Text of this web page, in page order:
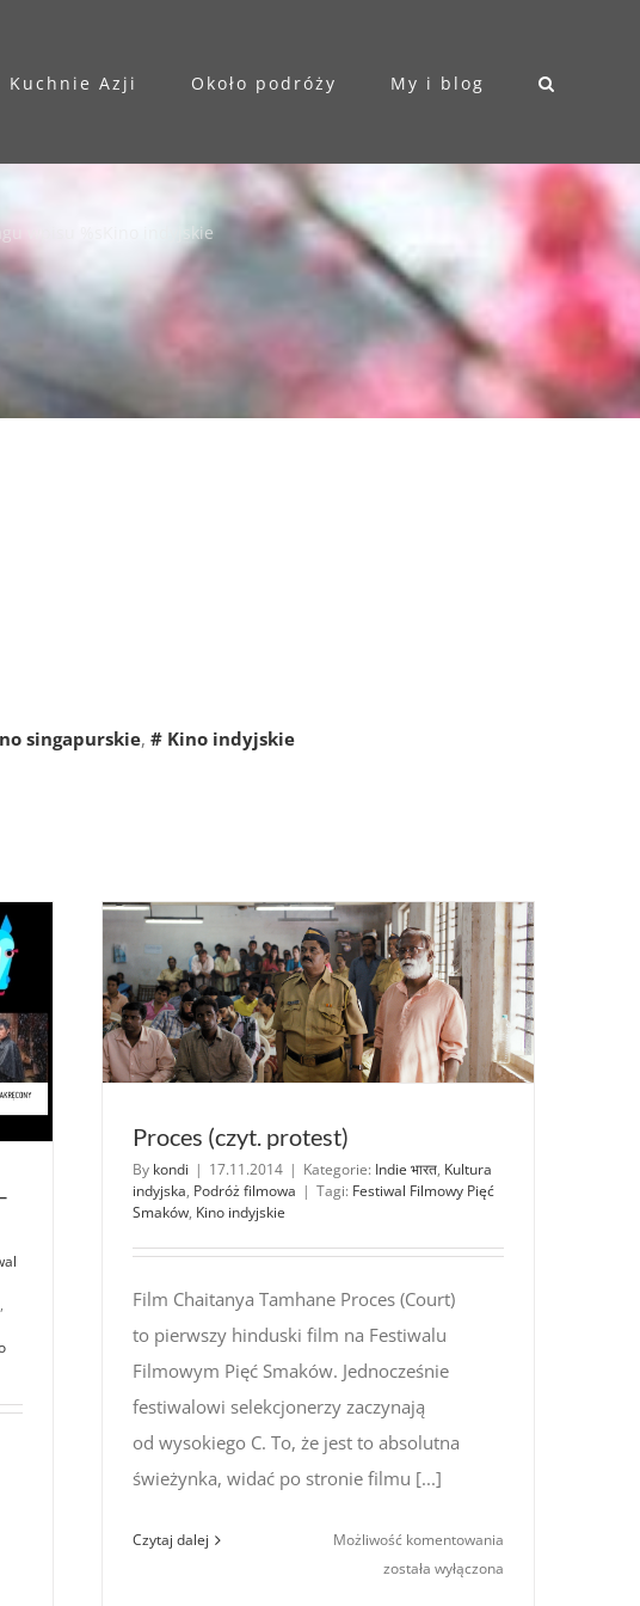
Kuchnie Azji Około podróży My i blog
wpisu %s Kino indyjskie
singapurskie, # Kino indyjskie
,
Proces (czyt. protest)
By kondi | 17.11.2014 | Kategorie: Indie भारत, Kultura
indyjska, Podróż filmowa | Tagi: Festiwal Filmowy Pięć
Smaków, Kino indyjskie
Film Chaitanya Tamhane Proces (Court)
to pierwszy hinduski film na Festiwalu
Filmowym Pięć Smaków. Jednocześnie
festiwalowi selekcjonerzy zaczynają
od wysokiego C. To, że jest to absolutna
świeżynka, widać po stronie filmu [...]
Czytaj dalej Możliwość komentowania
została wyłączona